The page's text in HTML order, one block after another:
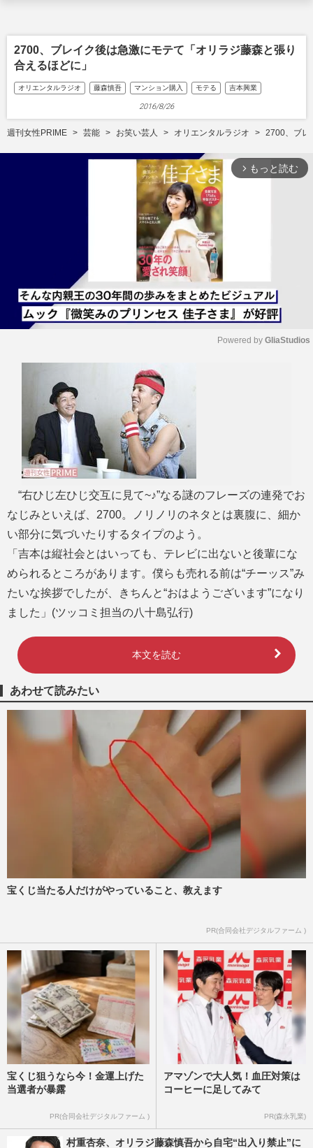
2700、ブレイク後は急激にモテて「オリラジ藤森と張り
合えるほどに」
オリエンタルラジオ 藤森慎吾 マンション購入 モテる 吉本興業
2016/8/26
週刊女性PRIME 芸能 お笑い芸人 オリエンタルラジオ 2700、ブレ
arrow_forward_ios もっと読む
Powered by GliaStudios
“右ひじ左ひじ交互に見て~♪”なる謎のフレーズの連発でお
なじみといえば、2700。ノリノリのネタとは裏腹に、細か
い部分に気づいたりするタイプのよう。
「吉本は縦社会とはいっても、テレビに出ないと後輩にな
められるところがあります。僕らも売れる前は“チーッス”み
たいな挨拶でしたが、きちんと“おはようございます”になり
ました」(ツッコミ担当の八十島弘行)
本文を読む
あわせて読みたい
宝くじ当たる人だけがやっていること、教えます
PR(合同会社デジタルファーム )
宝くじ狙うなら今！金運上げた
当選者が暴露
PR(合同会社デジタルファーム )
アマゾンで大人気！血圧対策は
コーヒーに足してみて
PR(森永乳業)
村重杏奈、オリラジ藤森慎吾から自宅“出入り禁止”に